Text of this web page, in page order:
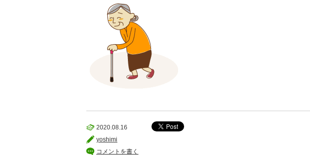
2020.08.16
yoshimi
コメントを書く